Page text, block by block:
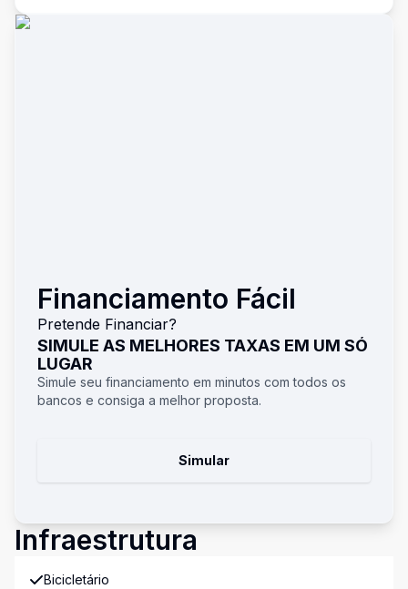
Financiamento Fácil
Pretende Financiar?
SIMULE AS MELHORES TAXAS EM UM SÓ
LUGAR
Simule seu financiamento em minutos com todos os
bancos e consiga a melhor proposta.
Simular
Infraestrutura
Bicicletário